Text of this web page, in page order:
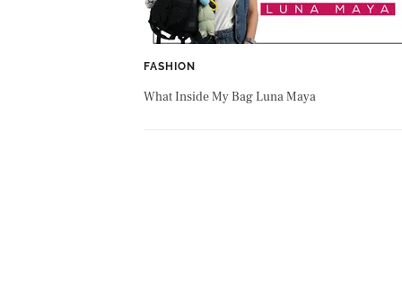
FASHION
What Inside My Bag Luna Maya